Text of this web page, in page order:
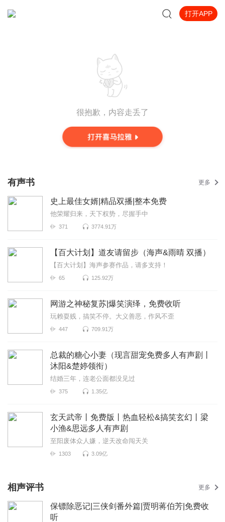
打开APP
很抱歉，内容走丢了
有声书 更多
史上最佳女婿|精品双播|整本免费
他荣耀归来，天下权势，尽握手中
371 3774.91万
【百大计划】道友请留步（海声&雨晴 双播）
【百大计划】海声参赛作品，请多支持！
65 125.92万
网游之神秘复苏|爆笑演绎，免费收听
玩赖耍贱，搞笑不停。大义善恶，作风不歪
447 709.91万
总裁的糖心小妻（现言甜宠免费多人有声剧丨
沐阳&楚婷领衔）
结婚三年，连老公面都没见过
375 1.35亿
玄天武帝丨免费版丨热血轻松&搞笑玄幻丨梁
小渔&思远多人有声剧
至阳废体众人嫌，逆天改命闯天关
1303 3.09亿
相声评书 更多
保镖除恶记|三侠剑番外篇|贾明蒋伯芳|免费收
听